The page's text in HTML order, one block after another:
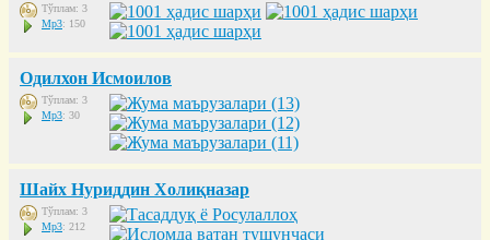
Тўплам: 3
Mp3: 150
Одилхон Исмоилов
Тўплам: 3
Mp3: 30
Шайх Нуриддин Холиқназар
Тўплам: 3
Mp3: 212